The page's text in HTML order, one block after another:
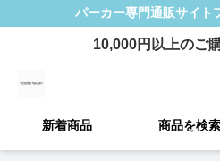
パーカー専門通販サイト
10,000円以上のご
新着商品 商品を検索